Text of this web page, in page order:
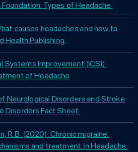
Types of Headache.
causes headaches and how to
Health Publishing.
Systems Improvement (ICSI).
of Headache.
Neurological Disorders and Stroke
Disorders Fact Sheet.
R. B. (2020). Chronic migraine:
and treatment. In Headache: